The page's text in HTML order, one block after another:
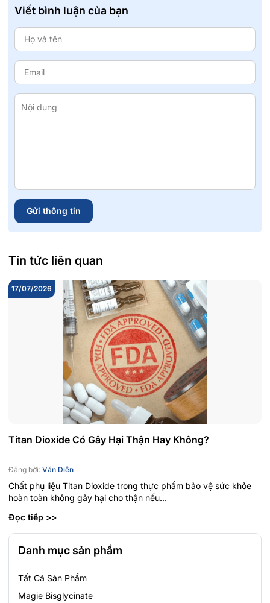
Viết bình luận của bạn
Gửi thông tin
Tin tức liên quan
17/07/2026
Titan Dioxide Có Gây Hại Thận Hay Không?
Đăng bởi: Văn Diễn
Chất phụ liệu Titan Dioxide trong thực phẩm bảo vệ sức khỏe
hoàn toàn không gây hại cho thận nếu...
Đọc tiếp >>
Danh mục sản phẩm
Tất Cả Sản Phẩm
Magie Bisglycinate